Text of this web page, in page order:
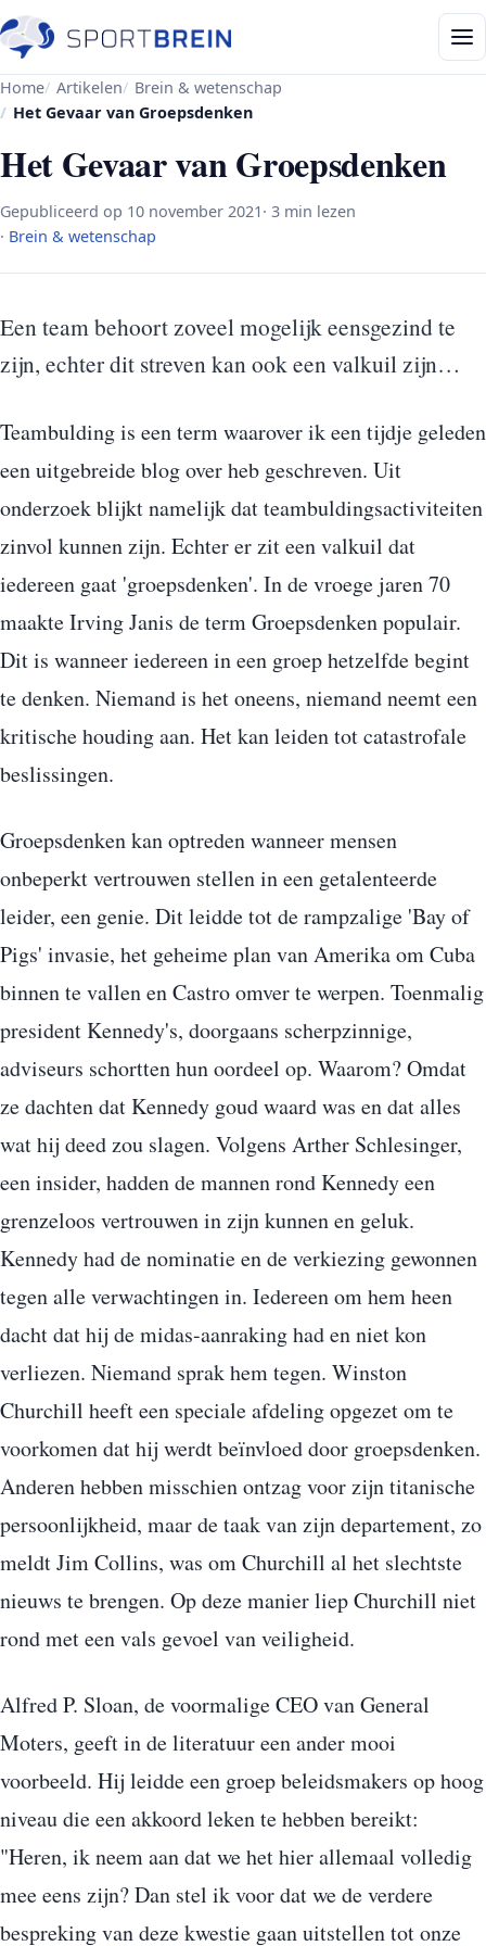
Home Artikelen
Brein & wetenschap
Het Gevaar van Groepsdenken
Het Gevaar van Groepsdenken
Gepubliceerd op 10 november 2021 · 3 min lezen
· Brein & wetenschap
Een team behoort zoveel mogelijk eensgezind te
zijn, echter dit streven kan ook een valkuil zijn…
Teambulding is een term waarover ik een tijdje geleden
een uitgebreide blog over heb geschreven. Uit
onderzoek blijkt namelijk dat teambuldingsactiviteiten
zinvol kunnen zijn. Echter er zit een valkuil dat
iedereen gaat 'groepsdenken'. In de vroege jaren 70
maakte Irving Janis de term Groepsdenken populair.
Dit is wanneer iedereen in een groep hetzelfde begint
te denken. Niemand is het oneens, niemand neemt een
kritische houding aan. Het kan leiden tot catastrofale
beslissingen.
Groepsdenken kan optreden wanneer mensen
onbeperkt vertrouwen stellen in een getalenteerde
leider, een genie. Dit leidde tot de rampzalige 'Bay of
Pigs' invasie, het geheime plan van Amerika om Cuba
binnen te vallen en Castro omver te werpen. Toenmalig
president Kennedy's, doorgaans scherpzinnige,
adviseurs schortten hun oordeel op. Waarom? Omdat
ze dachten dat Kennedy goud waard was en dat alles
wat hij deed zou slagen. Volgens Arther Schlesinger,
een insider, hadden de mannen rond Kennedy een
grenzeloos vertrouwen in zijn kunnen en geluk.
Kennedy had de nominatie en de verkiezing gewonnen
tegen alle verwachtingen in. Iedereen om hem heen
dacht dat hij de midas-aanraking had en niet kon
verliezen. Niemand sprak hem tegen. Winston
Churchill heeft een speciale afdeling opgezet om te
voorkomen dat hij werdt beïnvloed door groepsdenken.
Anderen hebben misschien ontzag voor zijn titanische
persoonlijkheid, maar de taak van zijn departement, zo
meldt Jim Collins, was om Churchill al het slechtste
nieuws te brengen. Op deze manier liep Churchill niet
rond met een vals gevoel van veiligheid.
Alfred P. Sloan, de voormalige CEO van General
Moters, geeft in de literatuur een ander mooi
voorbeeld. Hij leidde een groep beleidsmakers op hoog
niveau die een akkoord leken te hebben bereikt:
"Heren, ik neem aan dat we het hier allemaal volledig
mee eens zijn? Dan stel ik voor dat we de verdere
bespreking van deze kwestie gaan uitstellen tot onze